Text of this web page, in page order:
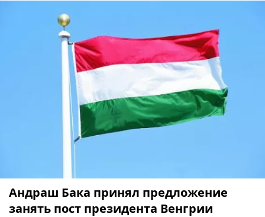
Андраш Бака принял предложение
занять пост президента Венгрии